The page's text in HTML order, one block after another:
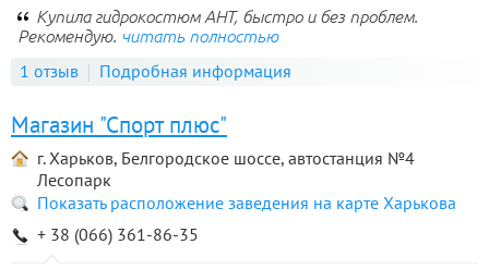
Купила гидрокостюм АНТ, быстро и без проблем.
Рекомендую. читать полностью
1 отзыв Подробная информация
Магазин "Спорт плюс"
г. Харьков, Белгородское шоссе, автостанция №4
Лесопарк
Показать расположение заведения на карте Харькова
+ 38 (066) 361-86-35